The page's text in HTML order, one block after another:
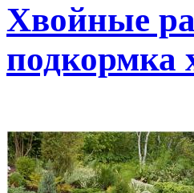
Хвойные
подкормка